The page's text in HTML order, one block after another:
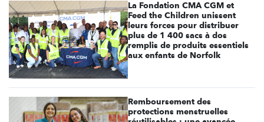
La Fondation CMA CGM et
Feed the Children unissent
leurs forces pour distribuer
plus de 1 400 sacs à dos
remplis de produits essentiels
aux enfants de Norfolk
Remboursement des
protections menstruelles